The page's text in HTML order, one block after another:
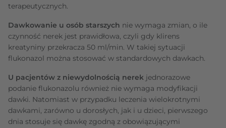
terapeutycznych.
Dawkowanie u osób starszych nie wymaga zmian, o ile
czynność nerek jest prawidłowa, czyli gdy klirens
kreatyniny przekracza 50 ml/min. W takiej sytuacji
flukonazol można stosować w standardowych dawkach.
U pacjentów z niewydolnością nerek jednorazowe
podanie flukonazolu również nie wymaga modyfikacji
dawki. Natomiast w przypadku leczenia wielokrotnymi
dawkami, zarówno u dorosłych, jak i u dzieci, pierwszego
dnia stosuje się dawkę zgodną z obowiązującymi